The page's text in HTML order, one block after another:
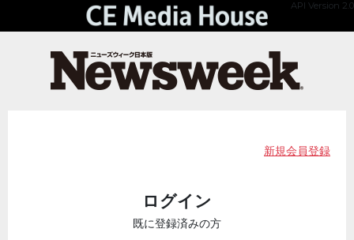
API Version 2.0
新規会員登録
ログイン
既に登録済みの方